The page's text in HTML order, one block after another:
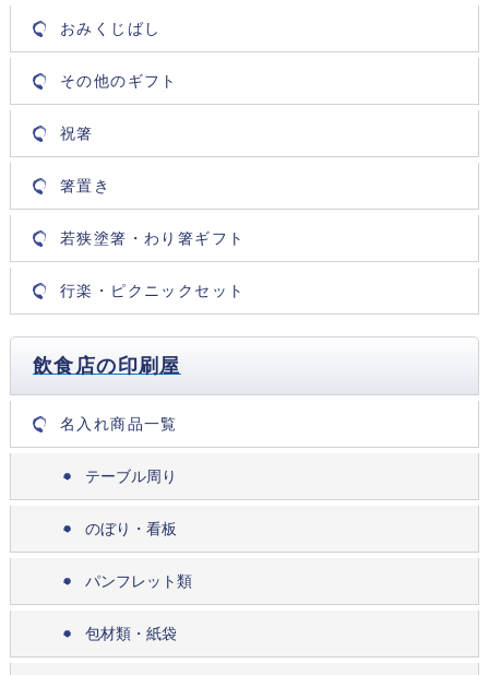
おみくじばし
その他のギフト
祝箸
箸置き
若狭塗箸・わり箸ギフト
行楽・ピクニックセット
飲食店の印刷屋
名入れ商品一覧
テーブル周り
のぼり・看板
パンフレット類
包材類・紙袋